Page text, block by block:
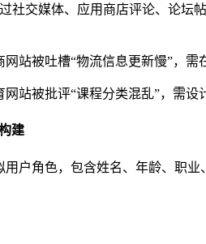
社交媒体、应用商店评论、论坛
网站被吐槽“物流信息更新慢”，需
网站被批评“课程分类混乱”，需设
建
户角色，包含姓名、年龄、职业